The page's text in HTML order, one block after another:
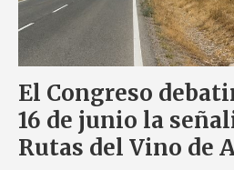
El Congreso
16 de junio la
Rutas del Vino de